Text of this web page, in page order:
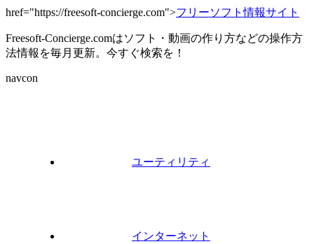
href="https://freesoft-concierge.com">フリーソフト情報サイト
Freesoft-Concierge.comはソフト・動画の作り方などの操作方
法情報を毎月更新。今すぐ検索を！
navcon
ユーティリティ
インターネット